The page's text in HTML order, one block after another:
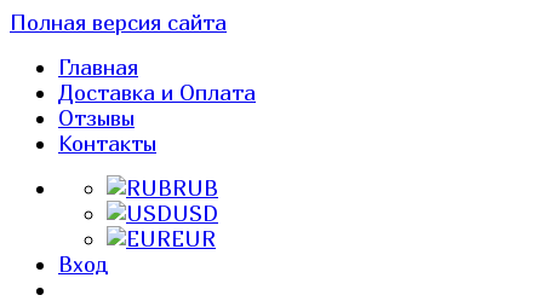
Полная версия сайта
Главная
Доставка и Оплата
Отзывы
Контакты
RUB
USD
EUR
Вход